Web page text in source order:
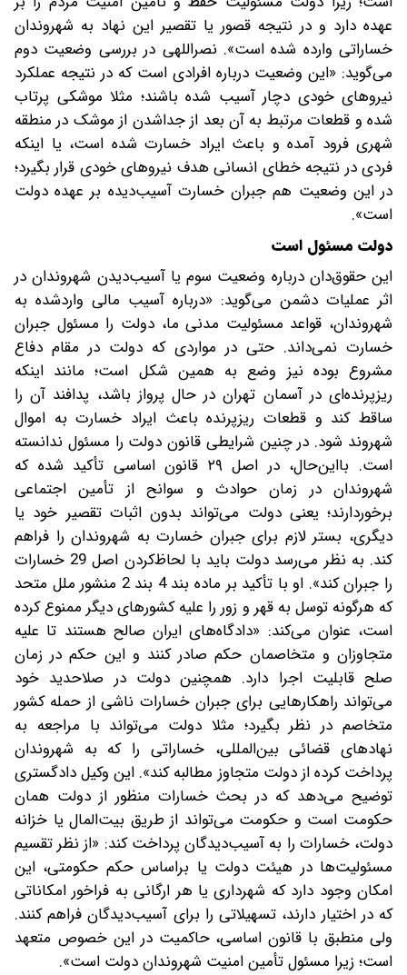
عهده دارد و در نتیجه قصور یا تقصیر این نهاد به شهروندان
خساراتی وارده شده است». نصراللهی‌ در بررسی وضعیت دوم
می‌گوید: «این وضعیت درباره افرادی است که در نتیجه عملکرد
نیروهای خودی دچار آسیب شده باشند؛ مثلا موشکی پرتاب
شده و قطعات مرتبط به آن بعد از جدا‌شدن از موشک در منطقه
شهری فرود آمده و باعث ایراد خسارت شده است، یا اینکه
فردی در نتیجه خطای انسانی هدف نیروهای خودی قرار بگیرد؛
‌در این وضعیت هم جبران خسارت آسیب‌دیده بر عهده دولت
است».
دولت مسئول است
این حقوق‌دان درباره وضعیت سوم یا آسیب‌دیدن شهروندان در
اثر عملیات دشمن ‌می‌گوید: «‌درباره آسیب مالی وارد‌شده به
شهروندان،‌ قواعد مسئولیت مدنی ما، دولت را مسئول جبران
خسارت نمی‌داند. حتی در مواردی که دولت در مقام دفاع
مشروع بوده نیز وضع به همین شکل است؛ مانند اینکه
ریزپرنده‌ای در آسمان تهران در حال پرواز باشد، ‌پدافند آن را
ساقط کند و قطعات ریزپرنده باعث ایراد خسارت به اموال
شهروند شود. در چنین شرایطی قانون دولت را مسئول ندانسته
است. با‌این‌حال، در اصل ۲۹ قانون اساسی تأکید شده که
شهروندان در زمان حوادث و سوانح از تأمین اجتماعی
برخوردارند؛ یعنی دولت می‌تواند بدون اثبات تقصیر خود یا
دیگری، بستر لازم برای جبران خسارت به شهروندان را فراهم
کند. به نظر می‌رسد ‌دولت باید با لحاظ‌کردن اصل 29 خسارات
را جبران کند». او با تأکید بر ماده بند 4 بند 2 منشور ملل متحد
که هرگونه توسل به قهر و زور را ‌علیه کشورهای دیگر ممنوع کرده
است، ‌عنوان می‌کند: «دادگاه‌های ایران صالح هستند تا علیه
متجاوزان و متخاصمان حکم صادر کنند و این حکم در زمان
صلح قابلیت اجرا دارد. همچنین دولت در صلاحدید خود
می‌تواند راهکارهایی برای جبران خسارات ناشی از حمله کشور
متخاصم در نظر بگیرد؛ مثلا دولت می‌تواند با مراجعه به
نهادهای قضائی بین‌المللی، خساراتی را که به شهروندان
پرداخت کرده از دولت متجاوز مطالبه کند». این وکیل دادگستری
توضیح می‌دهد که در بحث خسارات منظور از دولت همان
حکومت است و حکومت می‌تواند از طریق بیت‌المال یا خزانه
دولت، خسارات را به آسیب‌دیدگان پرداخت کند: «از نظر تقسیم
مسئولیت‌ها در هیئت دولت یا بر‌اساس حکم حکومتی، ‌این
امکان وجود دارد که‌ شهرداری یا هر ارگانی به فراخور امکاناتی
که در اختیار دارند، تسهیلاتی را برای آسیب‌دیدگان فراهم کنند.
ولی منطبق با قانون اساسی، حاکمیت در این خصوص متعهد
است؛ ‌زیرا مسئول تأمین امنیت شهروندان ‌دولت است».